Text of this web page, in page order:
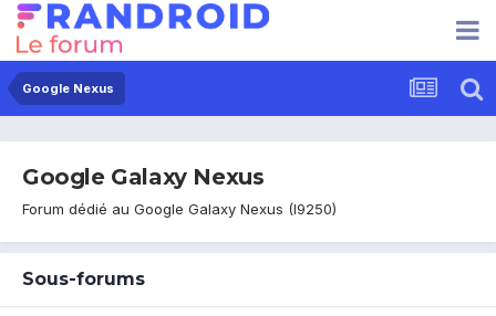
Google Nexus
Google Galaxy Nexus
Forum dédié au Google Galaxy Nexus (I9250)
Sous-forums